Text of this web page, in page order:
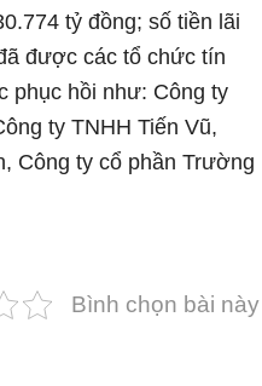
tỷ đồng; số tiền lãi
được các tổ chức tín
phục hồi như: Công ty
ty TNHH Tiến Vũ,
Công ty cổ phần Trường
Bình chọn bài này